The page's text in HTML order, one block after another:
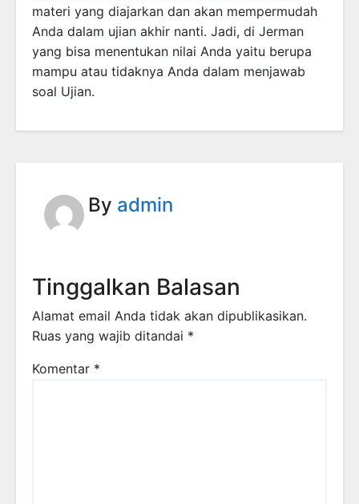
materi yang diajarkan dan akan mempermudah
Anda dalam ujian akhir nanti. Jadi, di Jerman
yang bisa menentukan nilai Anda yaitu berupa
mampu atau tidaknya Anda dalam menjawab
soal Ujian.
By admin
Tinggalkan Balasan
Alamat email Anda tidak akan dipublikasikan.
Ruas yang wajib ditandai *
Komentar *